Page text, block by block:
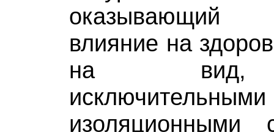
оказывающий
влияние на
на вид,
изоляционными